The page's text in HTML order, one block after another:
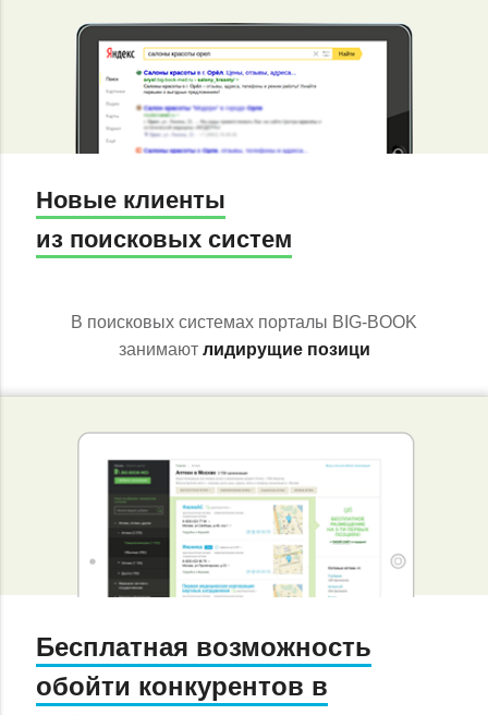
Новые клиенты
из поисковых систем
В поисковых системах порталы BIG-BOOK
занимают лидирущие позици
Бесплатная возможность
обойти конкурентов в